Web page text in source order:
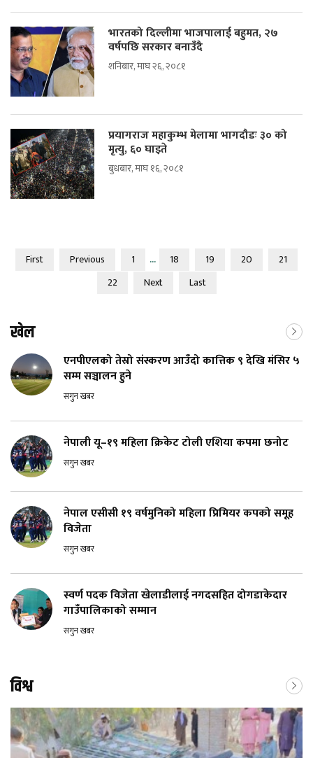
भारतको दिल्लीमा भाजपालाई बहुमत, २७
वर्षपछि सरकार बनाउँदै
शनिबार, माघ २६, २०८१
प्रयागराज महाकुम्भ मेलामा भागदौडः ३० को
मृत्यु, ६० घाइते
बुधबार, माघ १६, २०८१
First Previous 1 ... 18 19 20
21
22
Next Last
खेल
एनपीएलको तेस्रो संस्करण आउँदो कात्तिक ९ देखि मंसिर ५
सम्म सञ्चालन हुने
सगुन खबर
नेपाली यू–१९ महिला क्रिकेट टोली एशिया कपमा छनोट
सगुन खबर
नेपाल एसीसी १९ वर्षमुनिको महिला प्रिमियर कपको समूह
विजेता
सगुन खबर
स्वर्ण पदक विजेता खेलाडीलाई नगदसहित दोगडाकेदार
गाउँपालिकाको सम्मान
सगुन खबर
विश्व